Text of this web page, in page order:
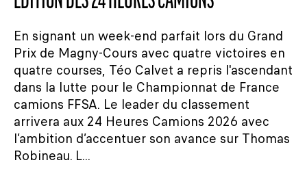
En signant un week-end parfait lors du Grand
Prix de Magny-Cours avec quatre victoires en
quatre courses, Téo Calvet a repris l'ascendant
dans la lutte pour le Championnat de France
camions FFSA. Le leader du classement
arrivera aux 24 Heures Camions 2026 avec
l’ambition d’accentuer son avance sur Thomas
Robineau. L...